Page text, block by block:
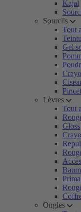
Kajal
Sourcils
Tout
Gel
Lèvres
Tout
Gloss
Ongles